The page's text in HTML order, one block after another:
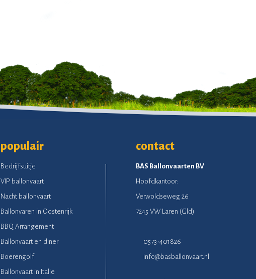
populair
Bedrijfsuitje
VIP ballonvaart
Nacht ballonvaart
Ballonvaren in Oostenrijk
BBQ Arrangement
Ballonvaart en diner
Boerengolf
Ballonvaart in Italie
contact
BAS Ballonvaarten BV
Hoofdkantoor:
Verwoldseweg 26
7245 VW Laren (Gld)
0573-401826
info@basballonvaart.nl